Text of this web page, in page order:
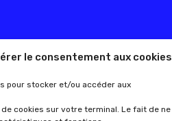
le consentement aux cookies
pour stocker et/ou accéder aux
de cookies sur votre terminal. Le fait de ne